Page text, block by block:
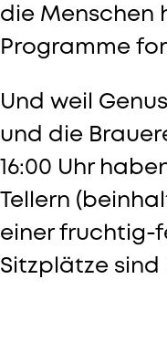
die Menschen
Programme
Und weil
und die
16:00 Uhr
Tellern
einer fruchtig-
Sitzplätze sind